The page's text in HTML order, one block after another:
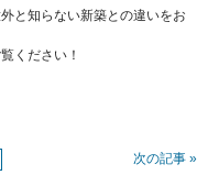
と知らない新築との違いをお
ください！
次の記事 »